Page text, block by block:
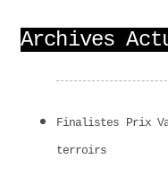
Archives
Finalistes Prix
terroirs